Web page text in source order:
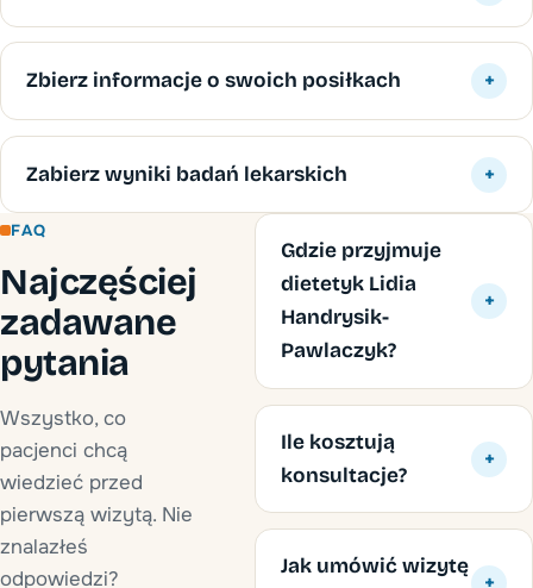
Zbierz informacje o swoich posiłkach +
Zabierz wyniki badań lekarskich +
FAQ
Najczęściej
zadawane
pytania
Wszystko, co
pacjenci chcą
wiedzieć przed
pierwszą wizytą. Nie
znalazłeś
odpowiedzi?
Gdzie przyjmuje
dietetyk Lidia
Handrysik-
Pawlaczyk?
+
Ile kosztują
konsultacje?
+
Jak umówić wizytę
+